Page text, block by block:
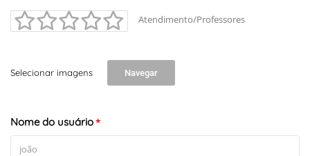
Atendimento/Professores
Selecionar imagens Navegar
Nome do usuário*